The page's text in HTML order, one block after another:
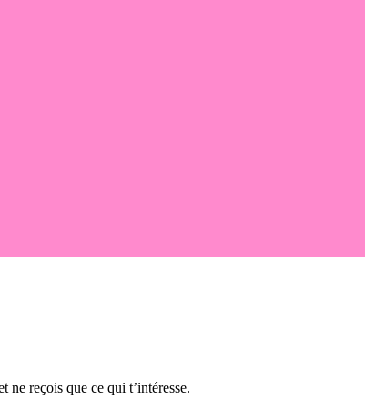
ne reçois que ce qui t’intéresse.